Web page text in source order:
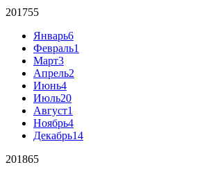
201755
Январь6
Февраль1
Март3
Апрель2
Июнь4
Июль20
Август1
Ноябрь4
Декабрь14
201865